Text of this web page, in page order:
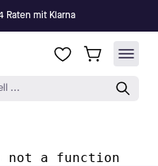
Raten mit Klarna
...
not a function